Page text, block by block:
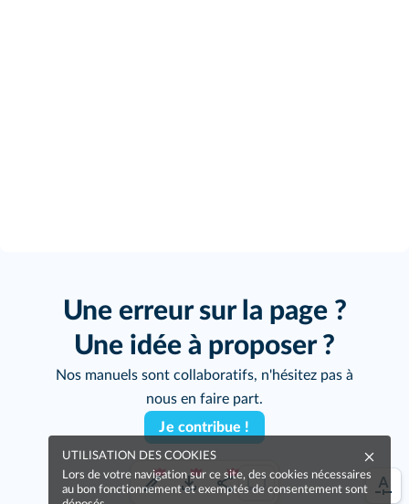
Une erreur sur la page ?
Une idée à proposer ?
Nos manuels sont collaboratifs, n'hésitez pas à
nous en faire part.
Je contribue !
UTILISATION DES COOKIES
Lors de votre navigation sur ce site, des cookies nécessaires
au bon fonctionnement et exemptés de consentement sont